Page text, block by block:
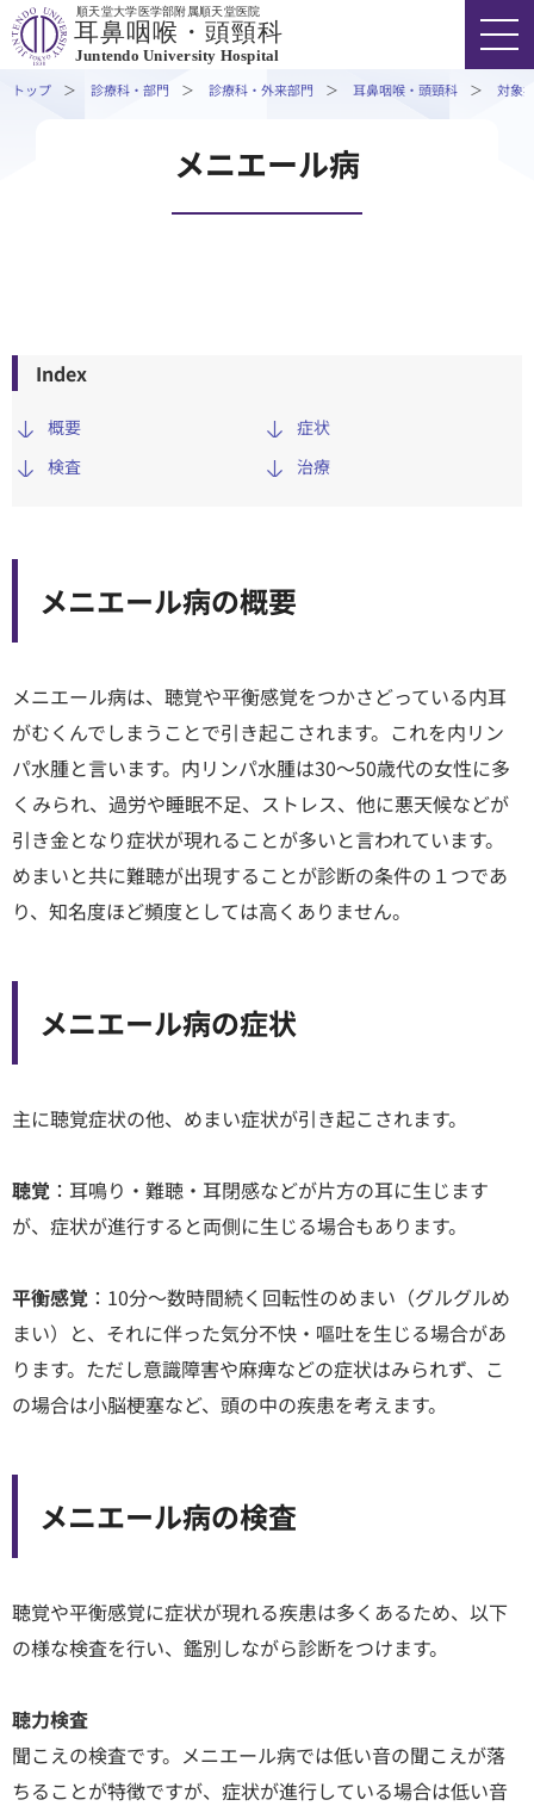
順天堂大学医学部附属順天堂医院
耳鼻咽喉・頭頸科
Juntendo University Hospital
トップ 診療科・部門 診療科・外来部門 耳鼻咽喉・頭頸科 対象
メニエール病
Index
概要
症状
検査
治療
メニエール病の概要
メニエール病は、聴覚や平衡感覚をつかさどっている内耳
がむくんでしまうことで引き起こされます。これを内リン
パ水腫と言います。内リンパ水腫は30〜50歳代の女性に多
くみられ、過労や睡眠不足、ストレス、他に悪天候などが
引き金となり症状が現れることが多いと言われています。
めまいと共に難聴が出現することが診断の条件の１つであ
り、知名度ほど頻度としては高くありません。
メニエール病の症状
主に聴覚症状の他、めまい症状が引き起こされます。
聴覚 ：耳鳴り・難聴・耳閉感などが片方の耳に生じます
が、症状が進行すると両側に生じる場合もあります。
平衡感覚 ：10分〜数時間続く回転性のめまい（グルグルめ
まい）と、それに伴った気分不快・嘔吐を生じる場合があ
ります。ただし意識障害や麻痺などの症状はみられず、こ
の場合は小脳梗塞など、頭の中の疾患を考えます。
メニエール病の検査
聴覚や平衡感覚に症状が現れる疾患は多くあるため、以下
の様な検査を行い、鑑別しながら診断をつけます。
聴力検査
聞こえの検査です。メニエール病では低い音の聞こえが落
ちることが特徴ですが、症状が進行している場合は低い音
手術について
対象疾患・治療⽅法
専⾨外来・特殊外来
03-3813-3111
入院・ご面会の方
診療科・部門
研修・入局 採用情報
臨床研究・治験
（臨床研究・治験センター）